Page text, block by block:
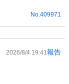
No. 409971
2026/8/4 19:41 報告